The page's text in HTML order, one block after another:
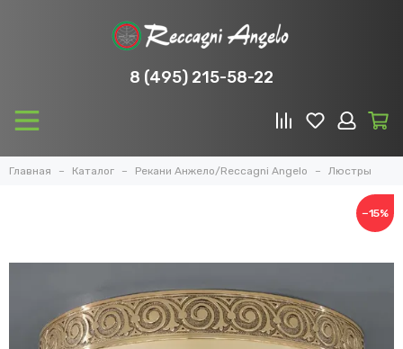
8 (495) 215-58-22
Главная Каталог Рекани Анжело/Reccagni Angelo Люстры
−15%